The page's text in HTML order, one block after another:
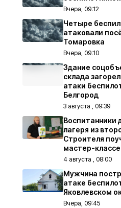
Вчера, 09:12
Четыре
атаковали
Томаровка
Вчера, 09:10
Здание
склада
атаки
Белгород
3 августа , 09:39
Воспитанники
лагеря из
Строителя
мастер-
4 августа , 08:00
Мужчина
атаке
Яковлевском
Вчера, 09:45